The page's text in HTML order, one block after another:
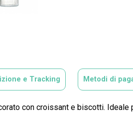
e Tracking Metodi di
con croissant e biscotti. Ideale